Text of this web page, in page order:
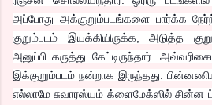
அப்போது அக்குறும்படங்களை பார்க்க
குறும்படம் இயக்கியிருக்க, அடுத்த
அனுப்பி கருத்து கேட்டிருந்தார்.
இக்குறும்படம் நன்றாக இருந்தது.
எல்லாமே சுவாரஸ்யம் க்ளைமேக்ஸில் சின்ன